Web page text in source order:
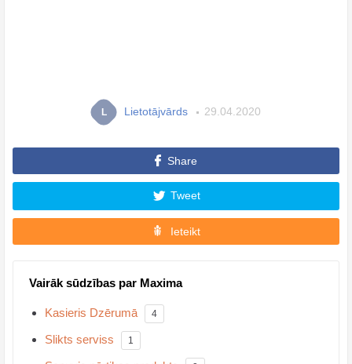
L Lietotājvārds 29.04.2020
Share
Tweet
Ieteikt
Vairāk sūdzības par Maxima
Kasieris Dzērumā 4
Slikts serviss 1